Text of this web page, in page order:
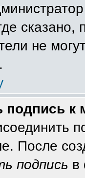
не
подпись
После
подпись в